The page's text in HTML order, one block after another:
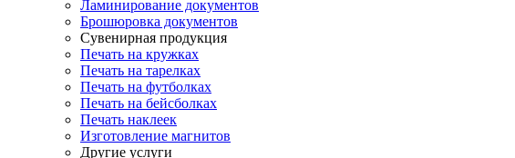
Ламинирование документов
Брошюровка документов
Сувенирная продукция
Печать на кружках
Печать на тарелках
Печать на футболках
Печать на бейсболках
Печать наклеек
Изготовление магнитов
Другие услуги